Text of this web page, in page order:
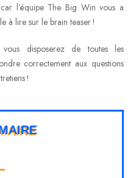
l’équipe The Big Win vous a
à lire sur le brain teaser !
disposerez de toutes les
correctement aux questions
!